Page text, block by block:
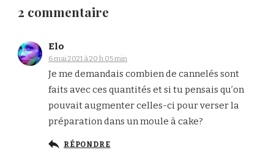
2 commentaire
Elo
6 mai 2021 à 20 h 05 min
Je me demandais combien de cannelés sont
faits avec ces quantités et si tu pensais qu’on
pouvait augmenter celles-ci pour verser la
préparation dans un moule à cake?
RÉPONDRE